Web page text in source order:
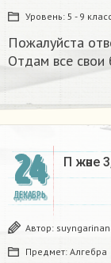
Уровень: 5 - 9
Пожалуйста
Отдам все свои
24
ДЕКАБРЬ
Π және
Автор:
Предмет: Алгебра